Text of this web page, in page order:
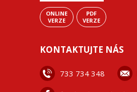
ONLINE
VERZE
PDF
VERZE
KONTAKTUJTE NÁS
733 734 348